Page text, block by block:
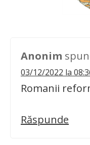
Anonim
03/12/2022 la
Romanii
Răspunde